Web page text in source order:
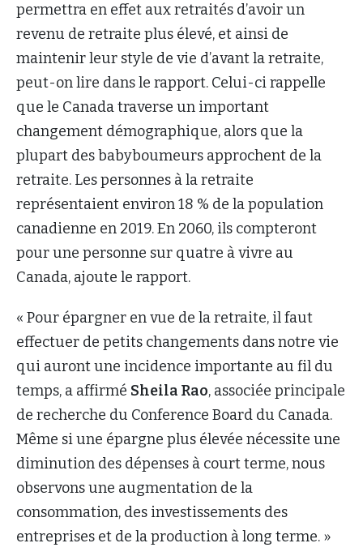
permettra en effet aux retraités d’avoir un
revenu de retraite plus élevé, et ainsi de
maintenir leur style de vie d’avant la retraite,
peut-on lire dans le rapport. Celui-ci rappelle
que le Canada traverse un important
changement démographique, alors que la
plupart des babyboumeurs approchent de la
retraite. Les personnes à la retraite
représentaient environ 18 % de la population
canadienne en 2019. En 2060, ils compteront
pour une personne sur quatre à vivre au
Canada, ajoute le rapport.
« Pour épargner en vue de la retraite, il faut
effectuer de petits changements dans notre vie
qui auront une incidence importante au fil du
temps, a affirmé Sheila Rao, associée principale
de recherche du Conference Board du Canada.
Même si une épargne plus élevée nécessite une
diminution des dépenses à court terme, nous
observons une augmentation de la
consommation, des investissements des
entreprises et de la production à long terme. »